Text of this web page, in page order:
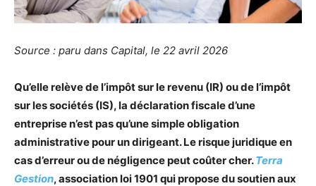
Source : paru dans Capital, le 22 avril 2026
Qu’elle relève de l’impôt sur le revenu (IR) ou de l’impôt
sur les sociétés (IS), la déclaration fiscale d’une
entreprise n’est pas qu’une simple obligation
administrative pour un dirigeant. Le risque juridique en
cas d’erreur ou de négligence peut coûter cher.Terra
Gestion, association loi 1901 qui propose du soutien aux